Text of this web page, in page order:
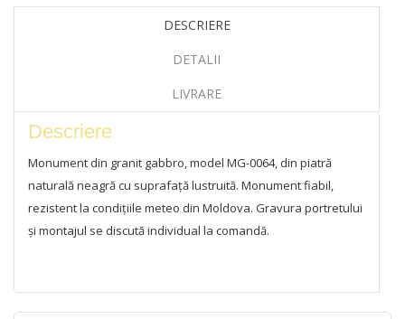
DESCRIERE
DETALII
LIVRARE
Descriere
Monument din granit gabbro, model MG-0064, din piatră
naturală neagră cu suprafață lustruită. Monument fiabil,
rezistent la condițiile meteo din Moldova. Gravura portretului
și montajul se discută individual la comandă.